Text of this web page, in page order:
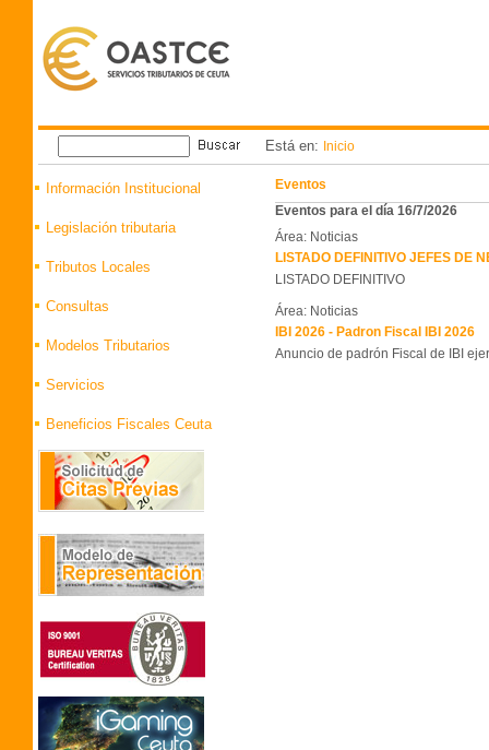
Está en: Inicio
Información Institucional
Legislación tributaria
Tributos Locales
Consultas
Modelos Tributarios
Servicios
Beneficios Fiscales Ceuta
Eventos
Eventos para el día 16/7/2026
Área: Noticias
LISTADO DEFINITIVO JEFES DE
LISTADO DEFINITIVO
Área: Noticias
IBI 2026 - Padron Fiscal IBI 2026
Anuncio de padrón Fiscal de IBI